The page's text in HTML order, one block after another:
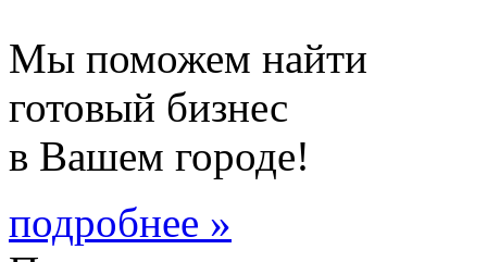
Мы поможем найти
готовый бизнес
в Вашем городе!
подробнее »